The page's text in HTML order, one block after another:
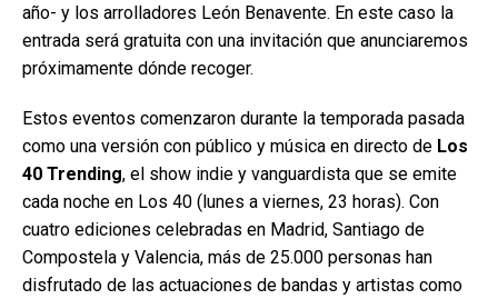
año- y los arrolladores León Benavente. En este caso la
entrada será gratuita con una invitación que anunciaremos
próximamente dónde recoger.
Estos eventos comenzaron durante la temporada pasada
como una versión con público y música en directo de Los
40 Trending, el show indie y vanguardista que se emite
cada noche en Los 40 (lunes a viernes, 23 horas). Con
cuatro ediciones celebradas en Madrid, Santiago de
Compostela y Valencia, más de 25.000 personas han
disfrutado de las actuaciones de bandas y artistas como